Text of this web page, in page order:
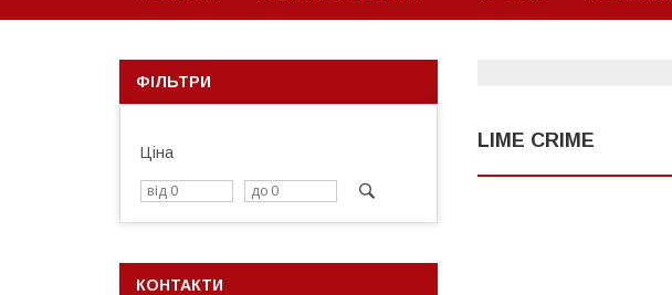
LIME CRIME
ФІЛЬТРИ
Ціна
КОНТАКТИ